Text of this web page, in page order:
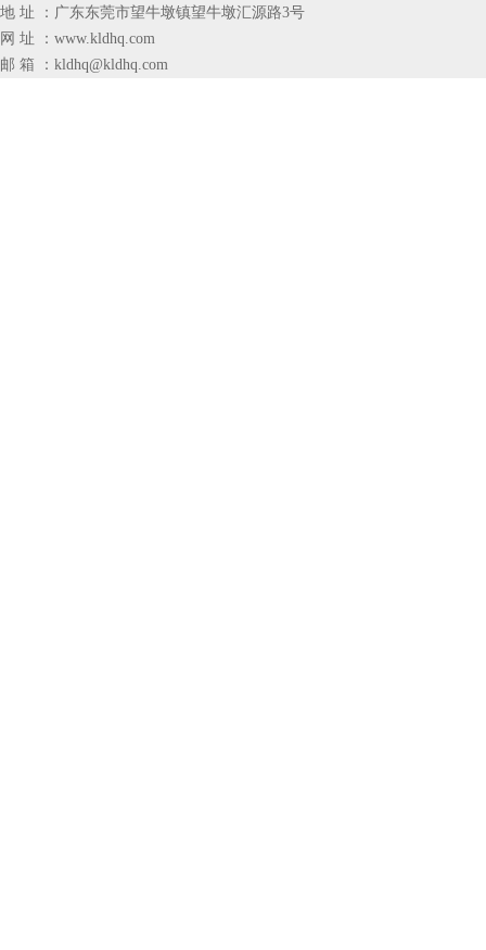
地 址 ：广东东莞市望牛墩镇望牛墩汇源路3号
网 址 ： www.kldhq.com
邮 箱 ： kldhq@kldhq.com